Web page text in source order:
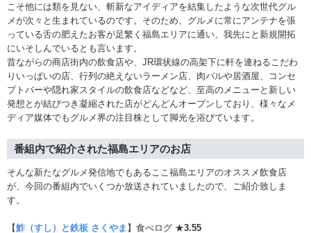
こそ他には類を見ない、斬新なアイディアを結集したような次世代グル
メが次々と生まれているのです。そのため、グルメに常にアンテナを張
っている舌の肥えたお客が足繁く福島エリアに通い、我先にと新規開拓
にいそしんでいるとも言います。
昔ながらの商店街内の飲食店や、JR環状線の高架下に軒を連ねるこだわ
りいっぱいの店、行列の絶えないラーメン店、肉バルや居酒屋、コンセ
プトバーや隠れ家スタイルの飲食店などなど、至高のメニューと新しい
発想とが結びつき凝縮された店がどんどんオープンしており、様々なメ
ディア媒体でもグルメ界の注目株として脚光を浴びています。
番組内で紹介された福島エリアのお店
そんな新たなグルメ発信地でもあるここ福島エリアのオススメ飲食店
が、今回の番組内でいくつか放送されていましたので、ご紹介致しま
す。
【鮓（すし）と鉄板 さくやま 】食べログ ★3.55